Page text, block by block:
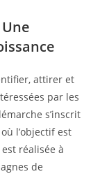
attirer et
par les
s’inscrit
l’objectif est
réalisée à
de